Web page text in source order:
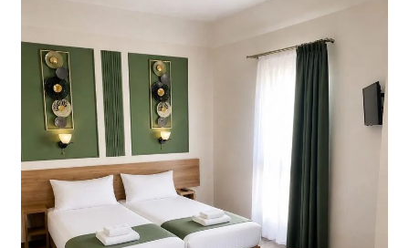
centrul
Clujului:
Descoperă
Pensiunea
Diadis